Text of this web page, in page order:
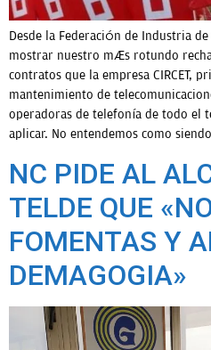
Desde la Federación de Industria de
mostrar nuestro más rotundo
contratos que la empresa CIRCET,
mantenimiento de
operadoras de telefonía de todo el
aplicar. No entendemos como
NC PIDE AL
TELDE QUE
FOMENTAS Y
DEMAGOGIA»